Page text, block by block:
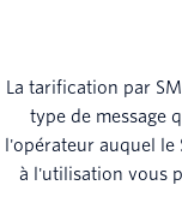
La tarification par
type de message
l'opérateur auquel
à l'utilisation vous